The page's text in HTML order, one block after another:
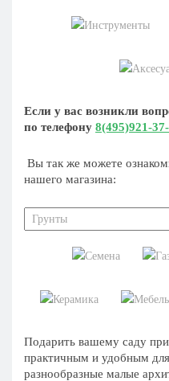
Если у вас возникли
по телефону 8(495)921-
Вы так же можете
нашего магазина:
Подарить вашему саду
практичным и удобным
разнообразные малые